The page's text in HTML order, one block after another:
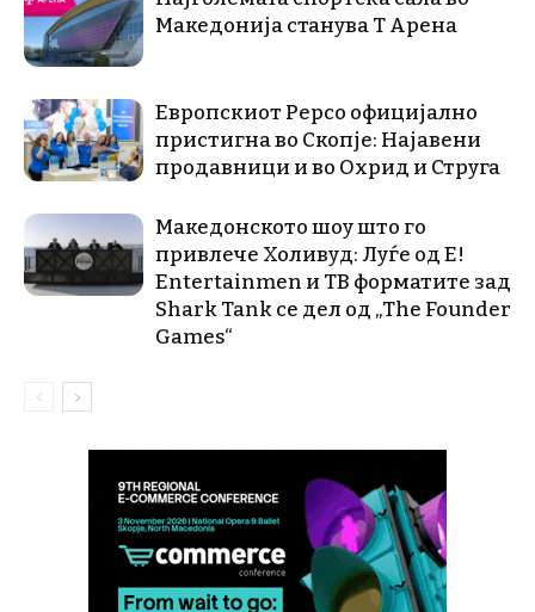
Македонија станува Т Арена
Европскиот Pepco официјално
пристигна во Скопје: Најавени
продавници и во Охрид и Струга
Македонското шоу што го
привлече Холивуд: Луѓе од E!
Entertainmen и ТВ форматите зад
Shark Tank се дел од „The Founder
Games“